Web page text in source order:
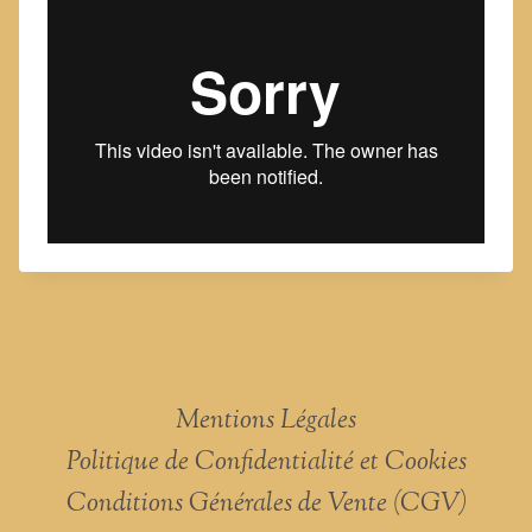
Mentions Légales
Politique de Confidentialité et Cookies
Conditions Générales de Vente (CGV)